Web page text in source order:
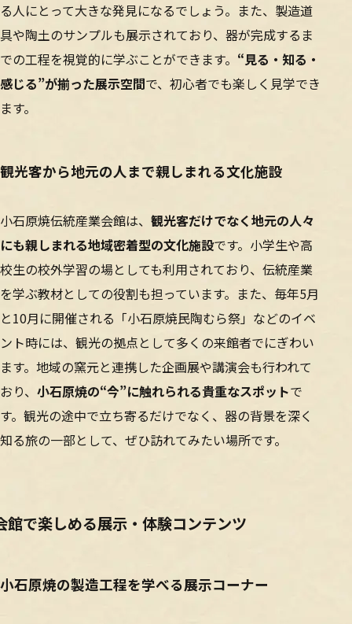
る人にとって大きな発見になるでしょう。また、製造道
具や陶土のサンプルも展示されており、器が完成するま
での工程を視覚的に学ぶことができます。 “見る・知る・
感じる”が揃った展示空間で、初心者でも楽しく見学でき
ます。
観光客から地元の人まで親しまれる文化施設
小石原焼伝統産業会館は、 観光客だけでなく地元の人々
にも親しまれる地域密着型の文化施設です。小学生や高
校生の校外学習の場としても利用されており、伝統産業
を学ぶ教材としての役割も担っています。また、毎年5月
と10月に開催される「小石原焼民陶むら祭」などのイベ
ント時には、観光の拠点として多くの来館者でにぎわい
ます。地域の窯元と連携した企画展や講演会も行われて
おり、 小石原焼の“今”に触れられる貴重なスポットで
す。観光の途中で立ち寄るだけでなく、器の背景を深く
知る旅の一部として、ぜひ訪れてみたい場所です。
館で楽しめる展示・体験コンテンツ
小石原焼の製造工程を学べる展示コーナー